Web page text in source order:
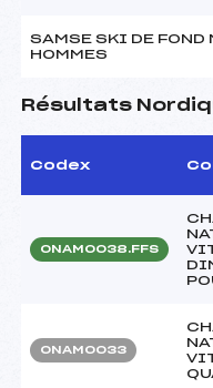
SAMSE SKI DE FOND
HOMMES
Résultats
Codex
ONAM0038.FFS
ONAM0033